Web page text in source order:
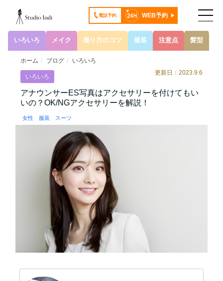
電話予約 WEB予約
いろいろ メイク 撮り方のコツ 服装 注意点 髪型
ホーム ブログ いろいろ
いろいろ
更新日：2023.9.6
アナウンサーES写真はアクセサリーを付けてもい
いの？OK/NGアクセサリーを解説！
女性 服装 スーツ